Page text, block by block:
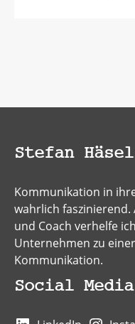
Stefan
Kommunikation in
wahrlich
und Coach verhelfe
Unternehmen zu
Kommunikation.
Social Media